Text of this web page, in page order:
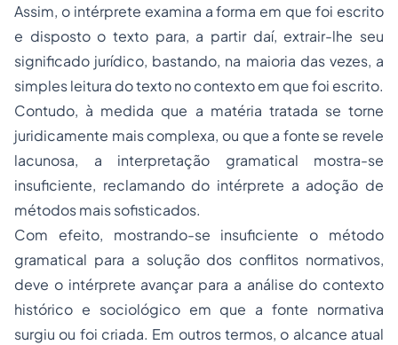
Assim, o intérprete examina a forma em que foi escrito
e disposto o texto para, a partir daí, extrair-lhe seu
significado jurídico, bastando, na maioria das vezes, a
simples leitura do texto no contexto em que foi escrito.
Contudo, à medida que a matéria tratada se torne
juridicamente mais complexa, ou que a fonte se revele
lacunosa, a interpretação gramatical mostra-se
insuficiente, reclamando do intérprete a adoção de
métodos mais sofisticados.
Com efeito, mostrando-se insuficiente o método
gramatical para a solução dos conflitos normativos,
deve o intérprete avançar para a análise do contexto
histórico e sociológico em que a fonte normativa
surgiu ou foi criada. Em outros termos, o alcance atual